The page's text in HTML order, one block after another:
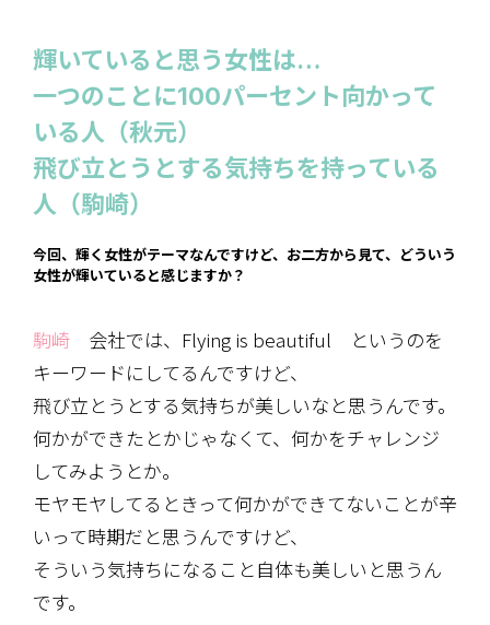
輝いていると思う女性は…
一つのことに100パーセント向かって
いる人（秋元）
飛び立とうとする気持ちを持っている
人（駒崎）
今回、輝く女性がテーマなんですけど、お二方から見て、どういう
女性が輝いていると感じますか？
駒崎 会社では、Flying is beautiful というのを
キーワードにしてるんですけど、
飛び立とうとする気持ちが美しいなと思うんです。
何かができたとかじゃなくて、何かをチャレンジ
してみようとか。
モヤモヤしてるときって何かができてないことが辛
いって時期だと思うんですけど、
そういう気持ちになること自体も美しいと思うん
です。